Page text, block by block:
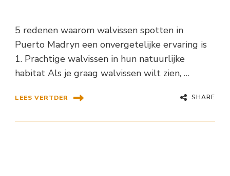
5 redenen waarom walvissen spotten in
Puerto Madryn een onvergetelijke ervaring is
1. Prachtige walvissen in hun natuurlijke
habitat Als je graag walvissen wilt zien, …
LEES VERTDER SHARE